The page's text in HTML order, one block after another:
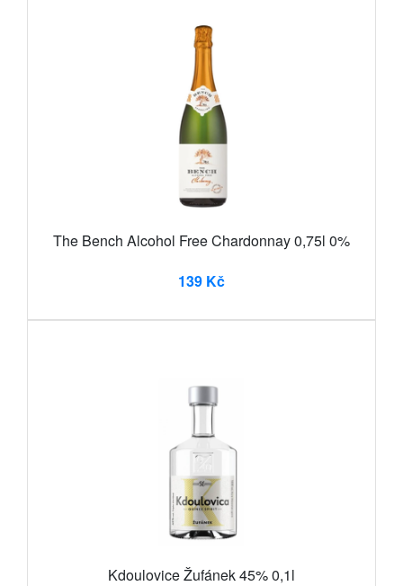
The Bench Alcohol Free Chardonnay 0,75l 0%
139 Kč
Kdoulovice Žufánek 45% 0,1l